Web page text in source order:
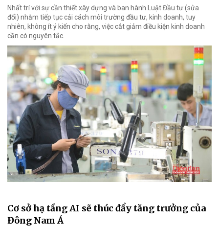
Nhất trí với sự cần thiết xây dựng và ban hành Luật Đầu tư (sửa
đổi) nhằm tiếp tục cải cách môi trường đầu tư, kinh doanh, tuy
nhiên, không ít ý kiến cho rằng, việc cắt giảm điều kiện kinh doanh
cần có nguyên tắc.
Cơ sở hạ tầng AI sẽ thúc đẩy tăng trưởng của
Đông Nam Á